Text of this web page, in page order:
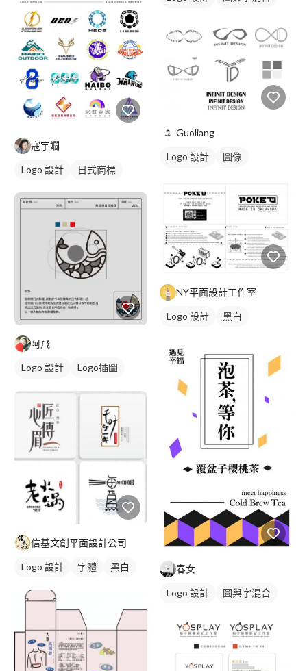
寇宇嫺
Logo 設計 日式商標
阿飛
Logo 設計
Logo插圖
信基文創平面設計公司
Logo 設計 字體 黑白
Guoliang
Logo 設計
圖像
NY平面設計工作室
Logo 設計 黑白
春女
Logo 設計 圖與字混合